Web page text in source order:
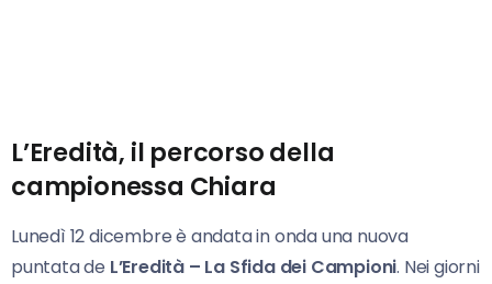
L’Eredità, il percorso della
campionessa Chiara
Lunedì 12 dicembre è andata in onda una nuova
puntata de L’Eredità – La Sfida dei Campioni. Nei giorni